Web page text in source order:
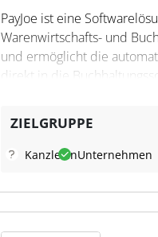
PayJoe ist eine
Warenwirtschafts- und
und ermöglicht die
direkt in die
Was kann PayJoe?
PayJoe automatisiert die
Buchhaltungssysteme wie
ZIELGRUPPE
KanzleienUnternehmen